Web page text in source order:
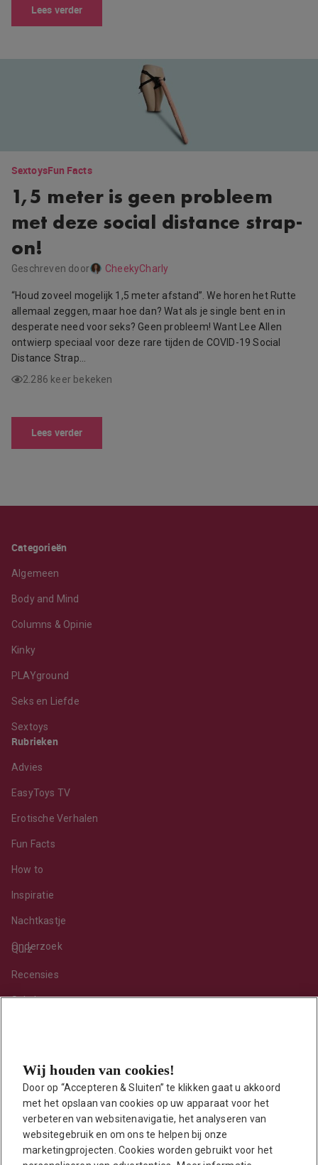
Lees verder
SextoysFun Facts
1,5 meter is geen probleem
met deze social distance strap-
on!
Geschreven door CheekyCharly
“Houd zoveel mogelijk 1,5 meter afstand”. We horen het Rutte
allemaal zeggen, maar hoe dan? Wat als je single bent en in
desperate need voor seks? Geen probleem! Want Lee Allen
ontwierp speciaal voor deze rare tijden de COVID-19 Social
Distance Strap…
2.286 keer bekeken
Lees verder
Categorieën
Algemeen
Body and Mind
Columns & Opinie
Kinky
PLAYground
Seks en Liefde
Sextoys
Rubrieken
Advies
EasyToys TV
Erotische Verhalen
Fun Facts
How to
Inspiratie
Nachtkastje
Onderzoek
Quiz
Recensies
Sekshoroscoop
Toy van de maand
Vraag ’t onze seksuoloog
Interessante links
Seksuologen in Nederland
Erotisch verhaal insturen
Wij houden van cookies!
Door op “Accepteren & Sluiten” te klikken gaat u akkoord
met het opslaan van cookies op uw apparaat voor het
verbeteren van websitenavigatie, het analyseren van
websitegebruik en om ons te helpen bij onze
marketingprojecten. Cookies worden gebruikt voor het